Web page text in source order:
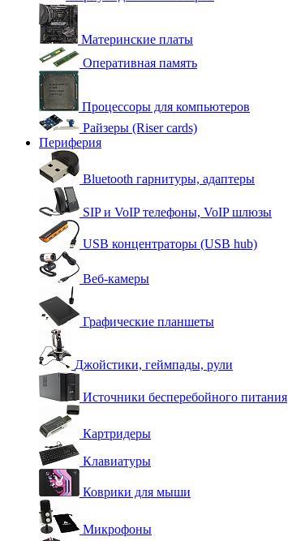
Материнские платы
Оперативная память
Процессоры для компьютеров
Райзеры (Riser cards)
Периферия
Bluetooth гарнитуры, адаптеры
SIP и VoIP телефоны, VoIP шлюзы
USB концентраторы (USB hub)
Веб-камеры
Графические планшеты
Джойстики, геймпады, рули
Источники бесперебойного питания
Картридеры
Клавиатуры
Коврики для мыши
Микрофоны